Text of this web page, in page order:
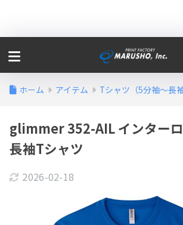
ホーム アイテム Tシャツ（5分袖〜長袖
glimmer 352-AIL インター
長袖Tシャツ
2026-02-18